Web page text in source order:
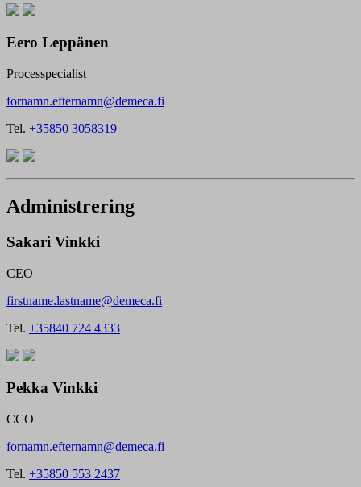
Eero Leppänen
Processpecialist
fornamn.efternamn@demeca.fi
Tel. +35850 3058319
Administrering
Sakari Vinkki
CEO
firstname.lastname@demeca.fi
Tel. +35840 724 4333
Pekka Vinkki
CCO
fornamn.efternamn@demeca.fi
Tel. +35850 553 2437